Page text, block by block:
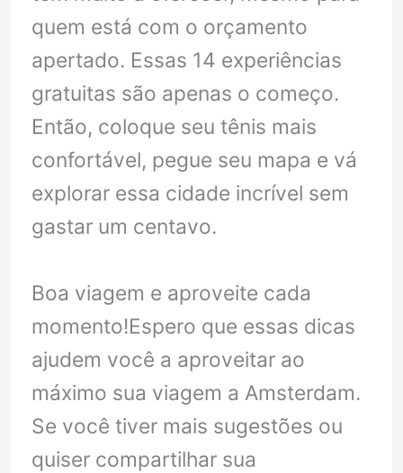
quem está com o orçamento
apertado. Essas 14 experiências
gratuitas são apenas o começo.
Então, coloque seu tênis mais
confortável, pegue seu mapa e vá
explorar essa cidade incrível sem
gastar um centavo.
Boa viagem e aproveite cada
momento!Espero que essas dicas
ajudem você a aproveitar ao
máximo sua viagem a Amsterdam.
Se você tiver mais sugestões ou
quiser compartilhar sua